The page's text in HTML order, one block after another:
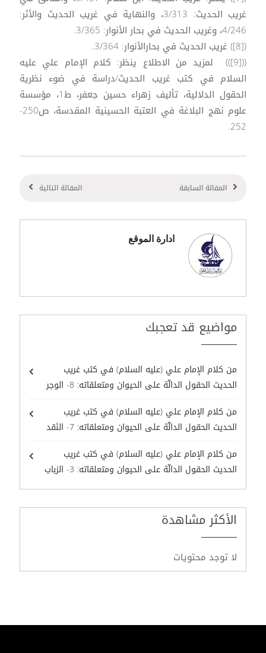
غريب الحديث: 3/313، والنهاية في غريب الحديث والأثر:
4/246، وغريب الحديث في بحار الأنوار: 3/365.
([8]) غريب الحديث في بحارالأنوار: 3/364.
(([9])) لمزيد من الاطلاع ينظر: كلام الإمام علي عليه
السلام في كتب غريب الحديث/دراسة في ضوء نظرية
الحقول الدلالية، تأليف زهراء حسين جعفر، ط1، مؤسسة
علوم نهج البلاغة في العتبة الحسينية المقدسة، ص250-
252.
المقالة السابقة المقالة التالية
ادارة الموقع
مواضيع قد تعجبك
من كلام الإمام علي (عليه السلام) في كتب غريب
الحديث الحقول الدالّة على الحيوان ومتعلقاته: 8- الوجر
من كلام الإمام علي (عليه السلام) في كتب غريب
الحديث الحقول الدالّة على الحيوان ومتعلقاته: 7- النَقد
من كلام الإمام علي (عليه السلام) في كتب غريب
الحديث الحقول الدالّة على الحيوان ومتعلقاته: 3- الزباب
الأكثر مشاهدة
لا توجد محتويات